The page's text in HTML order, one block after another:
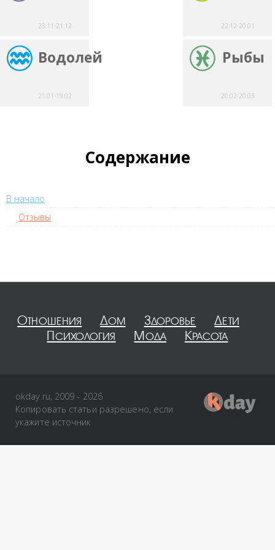
23.11-21.12 22.12-20.01
Водолей
21.01-19.02
Рыбы
20.02-20.03
Содержание
В начало
Отзывы
Отношения Дом Здоровье
Дети
Психология
Мода Красота
okday.ru, 2009 - 2026
Копировать статьи разрешено, если
укажите источник